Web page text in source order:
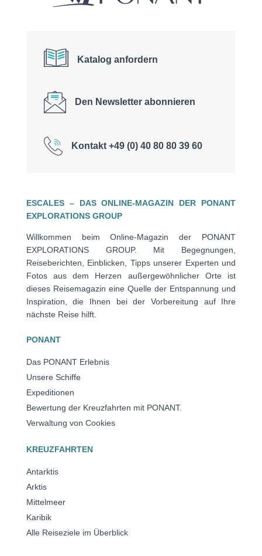
Katalog anfordern
Den Newsletter abonnieren
Kontakt +49 (0) 40 80 80 39 60
ESCALES – DAS ONLINE-MAGAZIN DER PONANT
EXPLORATIONS GROUP
Willkommen beim Online-Magazin der PONANT
EXPLORATIONS GROUP. Mit Begegnungen,
Reiseberichten, Einblicken, Tipps unserer Experten und
Fotos aus dem Herzen außergewöhnlicher Orte ist
dieses Reisemagazin eine Quelle der Entspannung und
Inspiration, die Ihnen bei der Vorbereitung auf Ihre
nächste Reise hilft.
PONANT
Das PONANT Erlebnis
Unsere Schiffe
Expeditionen
Bewertung der Kreuzfahrten mit PONANT.
Verwaltung von Cookies
KREUZFAHRTEN
Antarktis
Arktis
Mittelmeer
Karibik
Alle Reiseziele im Überblick